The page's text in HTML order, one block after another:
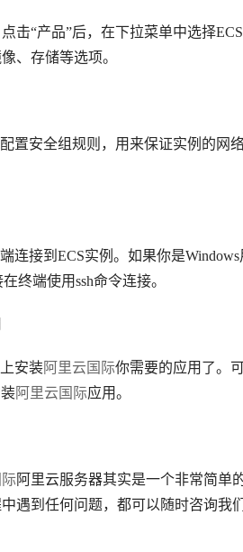
“产品”后，在下拉菜单中选择
、存储等选项。
安全组规则，用来保证实例的网
接到ECS实例。如果你是Windows
终端使用ssh命令连接。
安装阿里云国际你需要的应用了。
阿里云国际应用。
阿里云服务器其实是一个非常简单
遇到任何问题，都可以随时咨询我